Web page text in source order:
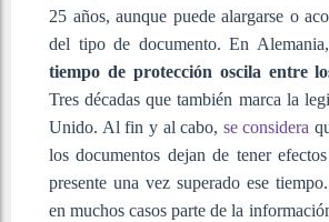
25 años, aunque puede alargarse o
del tipo de documento. En
tiempo de protección oscila entre
Tres décadas que también marca la
Unido. Al fin y al cabo, se considera
los documentos dejan de tener
presente una vez superado ese
en muchos casos parte de la